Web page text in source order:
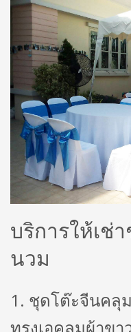
บริการให้เช่
นวม
1. ชุดโต๊ะจีนคลุ
ทรงเอคลุมผ้าขา